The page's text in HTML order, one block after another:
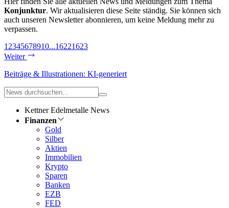
Konjunktur. Wir aktualisieren diese Seite ständig. Sie können sich
auch unseren Newsletter abonnieren, um keine Meldung mehr zu
verpassen.
1 2345678910...16221623
Weiter
Beiträge & Illustrationen: KI-generiert
Kettner Edelmetalle News
Finanzen
Gold
Silber
Aktien
Immobilien
Krypto
Sparen
Banken
EZB
FED